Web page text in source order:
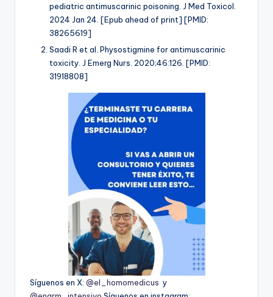
pediatric antimuscarinic poisoning. J Med Toxicol.
2024 Jan 24. [Epub ahead of print] [PMID:
38265619]
Saadi R et al. Physostigmine for antimuscarinic
toxicity. J Emerg Nurs. 2020;46:126. [PMID:
31918808]
Síguenos en X: @el_homomedicus y